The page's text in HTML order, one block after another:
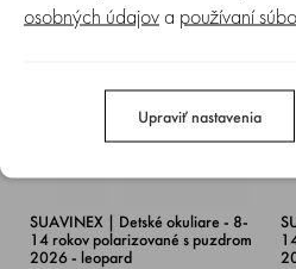
SUAVINEX | Detské okuliare - 8-
14 rokov polarizované s puzdrom
2026 - leopard
osobných údajova používaní
Upraviť nastavenia